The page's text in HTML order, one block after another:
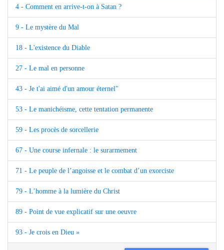
4 - Comment en arrive-t-on à Satan ?
9 - Le mystère du Mal
18 - L'existence du Diable
27 - Le mal en personne
43 - Je t'ai aimé d'un amour éternel"
53 - Le manichéisme, cette tentation permanente
59 - Les procès de sorcellerie
67 - Une course infernale : le surarmement
71 - Le peuple de l’angoisse et le combat d’un exorciste
79 - L’homme à la lumière du Christ
89 - Point de vue explicatif sur une oeuvre
93 - Je crois en Dieu »